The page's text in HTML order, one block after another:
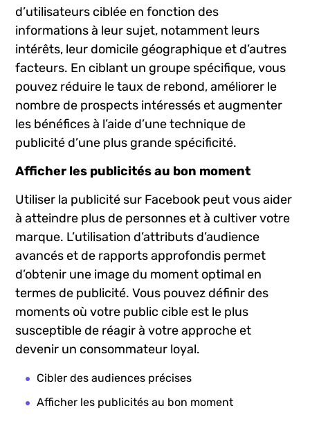
Cibler ‌des ⁣audiences‍ précises
Facebook offre la ⁣possibilité de toucher une ⁢base
d’utilisateurs⁢ ciblée en fonction des‌
informations à leur sujet, notamment leurs
‍intérêts, ​leur ⁤domicile géographique et d’autres
‍facteurs. En ciblant un groupe spécifique, vous​
pouvez réduire le taux de rebond, ⁣améliorer le
nombre de prospects intéressés et⁢ augmenter
⁣les bénéfices à l’aide d’une technique de
Afficher ​les publicités au bon moment
Utiliser la publicité sur Facebook peut vous aider
à atteindre plus de personnes et à cultiver votre
‍marque. L’utilisation d’attributs⁢ d’audience
avancés et de rapports approfondis permet
d’obtenir une image du⁢ moment optimal en
termes de publicité. Vous ⁢pouvez définir des
‌moments où votre public cible est le plus
susceptible de ‍réagir à votre‍ approche et